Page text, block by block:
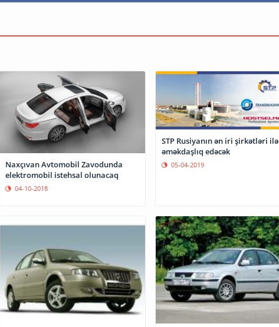
Naxçıvan Avtomobil Zavodunda
elektromobil istehsal olunacaq
04-10-2018
STP Rusiyanın ən iri şirkətləri ilə
əməkdaşlıq edəcək
05-04-2019